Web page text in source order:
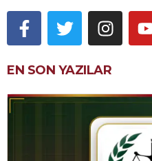
EN SON YAZILAR